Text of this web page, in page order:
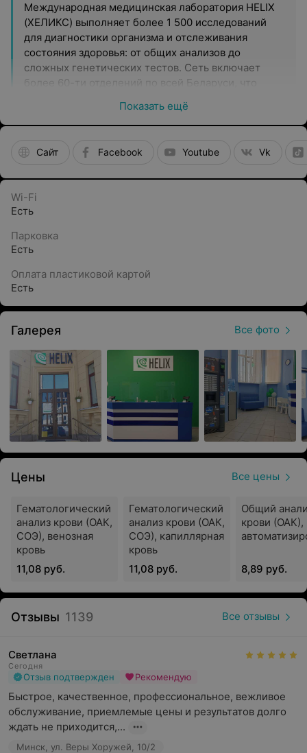
Международная медицинская лаборатория HELIX
(ХЕЛИКС) выполняет более 1 500 исследований
для диагностики организма и отслеживания
состояния здоровья: от общих анализов до
сложных генетических тестов. Сеть включает
более 60-ти отделений по всей Беларуси, что
центр медицинских анализов. Также доступна
выездная служба для удобного забора
исследования
Лабораторные исследования выполняются на
(ХЕЛИКС)
автоматизированного анализа, что повышает
корректность и оперативность диагностики.
исследования проводятся с четким соблюдением
высокому качеству лабораторной диагностики.
Высокие стандарты качества проводимых
исследований подтверждаются аттестатом
аккредитации международного стандарта «СТБ
ISO 15189−2015 Медицинские лаборатории.
Требования к качеству».
Опытные специалисты
Персонал медицинской лабораторииHELIX
необходимой квалификацией для проведения
заключений.
Международная медицинская лаборатория
HELIX
общие анализы (исследования крови с взятием
биоматериала из пальца и вены, анализы мочи и
лабораторный анализ эякулята и секрета простаты;
исследования на наличие воспалительных
процессов (белковые фракции, ревматоидная
панель, маркеры воспаления);
анализы на витамины и микроэлементы;
Показать ещё
Сайт Facebook Youtube Vk
Wi-Fi
Есть
Парковка
Есть
Оплата пластиковой картой
Есть
Галерея Все фото
Цены Все цены
Гематологический
анализ крови (ОАК,
СОЭ), венозная
кровь
11,08 руб.
Гематологический
анализ крови (ОАК,
СОЭ), капиллярная
кровь
11,08 руб.
Общий
крови (ОАК),
8,89 руб.
Отзывы 1139 Все отзывы
Светлана
Сегодня
Отзыв подтвержден Рекомендую
Быстрое, качественное, профессиональное, вежливое
обслуживание, приемлемые цены и результатов долго
ждать не приходится,...
Минск, ул. Веры Хоружей, 10/2